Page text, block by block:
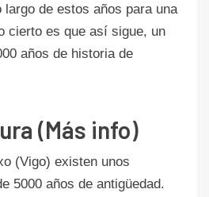
largo de estos años para una
cierto es que así sigue, un
años de historia de
(Más info)
(Vigo) existen unos
5000 años de antigüedad.